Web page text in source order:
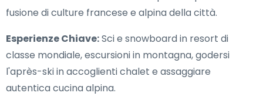
fusione di culture francese e alpina della città.
Esperienze Chiave:Sci e snowboard in resort di
classe mondiale, escursioni in montagna, godersi
l'après-ski in accoglienti chalet e assaggiare
autentica cucina alpina.